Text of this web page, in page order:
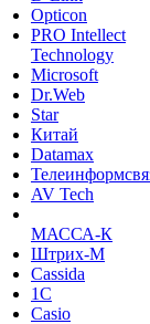
Opticon
PRO Intellect
Technology
Microsoft
Dr.Web
Star
Китай
Datamax
AV Tech
МАССА-К
Штрих-М
Cassida
1С
Casio